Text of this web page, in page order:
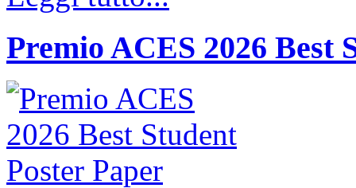
Premio ACES 2026 Best